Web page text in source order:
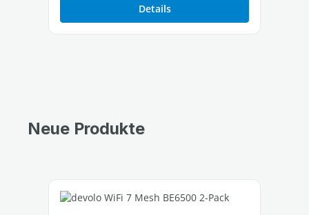
Details
Neue Produkte
Produktgalerie überspringen